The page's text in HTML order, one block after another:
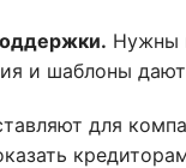
Нужны
и шаблоны
для